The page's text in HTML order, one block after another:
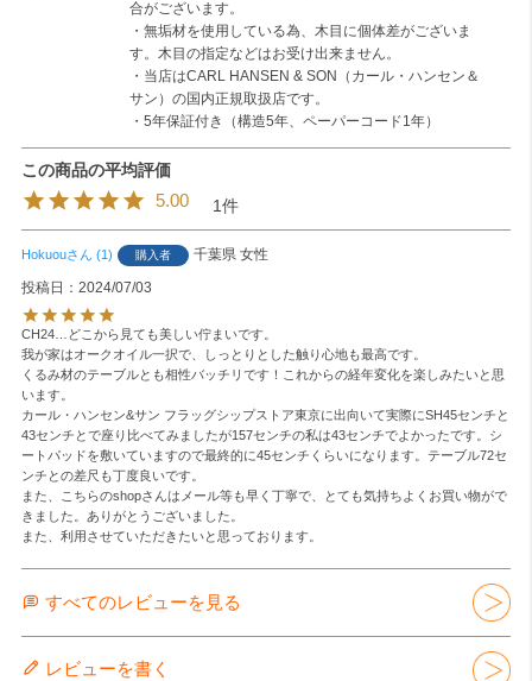
合がございます。
・無垢材を使用している為、木目に個体差がございま
す。木目の指定などはお受け出来ません。
・当店はCARL HANSEN & SON（カール・ハンセン＆
サン）の国内正規取扱店です。
・5年保証付き（構造5年、ペーパーコード1年）
5.00 1
Hokuou 1 購入者 千葉県 女性
投稿日
2024/07/03
CH24…どこから見ても美しい佇まいです。
我が家はオークオイル一択で、しっとりとした触り心地も最高です。
くるみ材のテーブルとも相性バッチリです！これからの経年変化を楽しみたいと思
います。
カール・ハンセン&サン フラッグシップストア東京に出向いて実際にSH45センチと
43センチとで座り比べてみましたが157センチの私は43センチでよかったです。シ
ートパッドを敷いていますので最終的に45センチくらいになります。テーブル72セ
ンチとの差尺も丁度良いです。
また、こちらのshopさんはメール等も早く丁寧で、とても気持ちよくお買い物がで
きました。ありがとうございました。
また、利用させていただきたいと思っております。
すべてのレビューを見る
レビューを書く